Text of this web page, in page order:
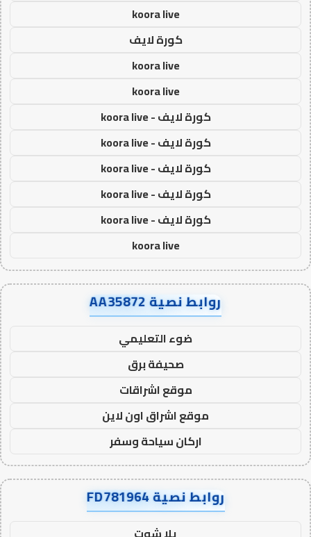
koora live
كورة لايف
koora live
koora live
كورة لايف - koora live
كورة لايف - koora live
كورة لايف - koora live
كورة لايف - koora live
كورة لايف - koora live
koora live
روابط نصية AA35872
ضوء التعليمي
صحيفة برق
موقع اشراقات
موقع اشراق اون لاين
اركان سياحة وسفر
روابط نصية FD781964